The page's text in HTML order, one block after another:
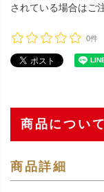
されている場合はご
0件
商品について
商品詳細